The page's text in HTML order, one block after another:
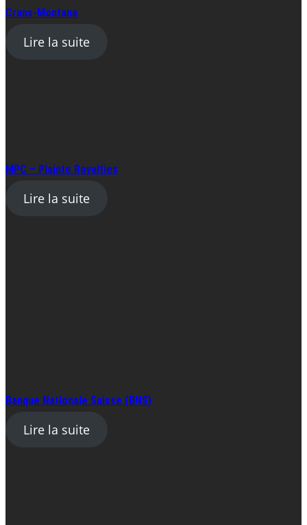
Crans-Montana
Lire la suite
MPC – Plainte Royalties
Lire la suite
Banque Nationale Suisse (BNS)
Lire la suite